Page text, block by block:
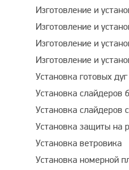
Изготовление и
Изготовление и
Изготовление и
Изготовление и
Установка готовых
Установка слайдеров
Установка слайдеров
Установка защиты на
Установка ветровика
Установка номерной